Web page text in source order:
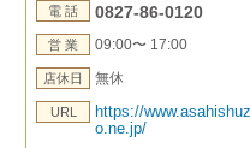
電 話 0827-86-0120
営 業 09:00〜 17:00
店休日 無休
URL
https://www.asahishuz
o.ne.jp/